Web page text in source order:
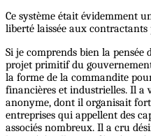
Ce système était évidemment
liberté laissée aux contractants
Si je comprends bien la
projet primitif du
la forme de la commandite
financières et industrielles. Il a
anonyme, dont il organisait
entreprises qui appellent des
associés nombreux. Il a cru